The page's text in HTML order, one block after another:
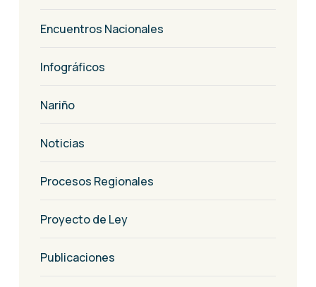
Encuentros Nacionales
Infográficos
Nariño
Noticias
Procesos Regionales
Proyecto de Ley
Publicaciones